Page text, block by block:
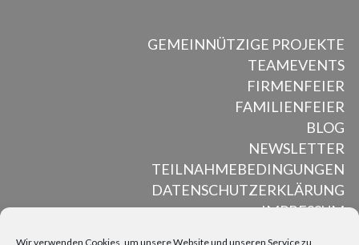
Wir verwenden Cookies, um unsere Website und unseren Service zu
GEMEINNÜTZIGE PROJEKTE
TEAMEVENTS
FIRMENFEIER
FAMILIENFEIER
BLOG
NEWSLETTER
TEILNAHMEBEDINGUNGEN
DATENSCHUTZERKLÄRUNG
IMPRESSUM